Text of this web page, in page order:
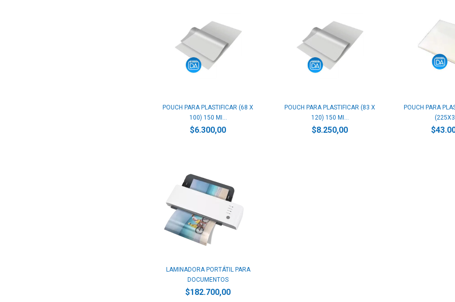
POUCH PARA PLASTIFICAR (68 X
100) 150 MI...
$6.300,00
POUCH PARA PLASTIFICAR (83 X
120) 150 MI...
$8.250,00
POUCH PARA
LAMINADORA PORTÁTIL PARA
DOCUMENTOS
$182.700,00